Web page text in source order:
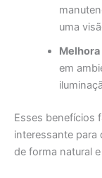
uma
Melhora
em
Esses benefícios
interessante para
de forma natural